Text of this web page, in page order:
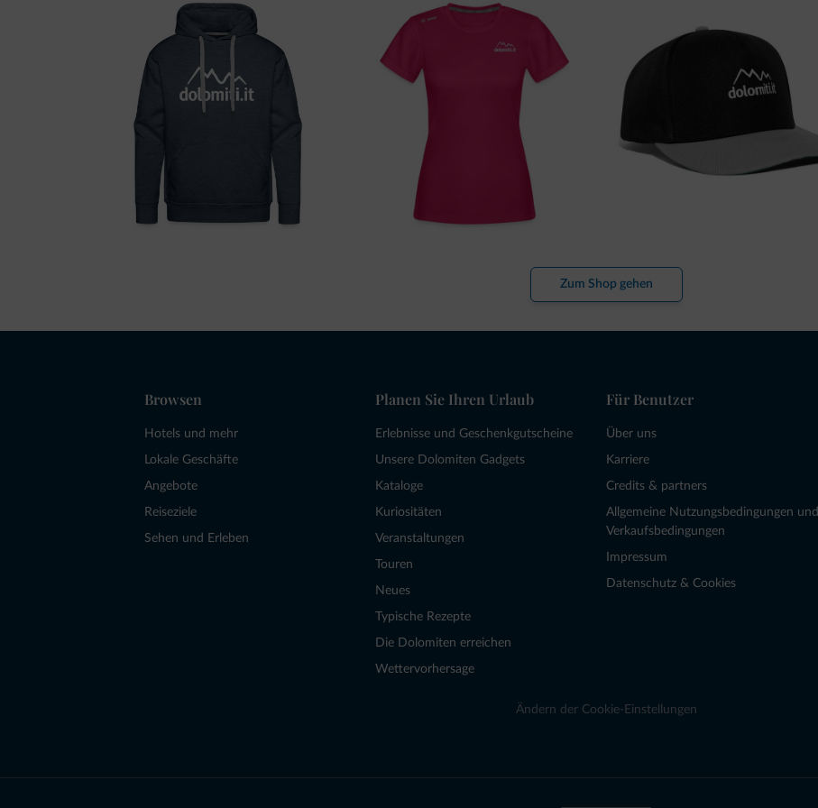
Zum Shop gehen
Browsen
Hotels und mehr
Lokale Geschäfte
Angebote
Reiseziele
Sehen und Erleben
Planen Sie Ihren Urlaub
Erlebnisse und Geschenkgutscheine
Unsere Dolomiten Gadgets
Kataloge
Kuriositäten
Veranstaltungen
Touren
Neues
Typische Rezepte
Die Dolomiten erreichen
Wettervorhersage
Für Benutzer
Über uns
Karriere
Credits & partners
Allgemeine Nutzungsbedingungen und
Verkaufsbedingungen
Impressum
Datenschutz & Cookies
Ändern der Cookie-Einstellungen